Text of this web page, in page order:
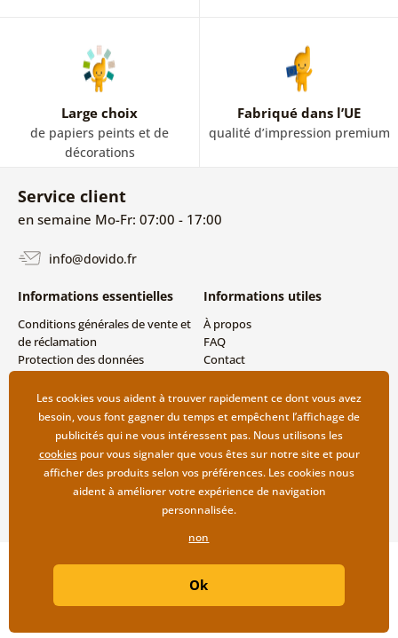
Large choix
de papiers peints et de
décorations
Fabriqué dans l’UE
qualité d’impression premium
Service client
en semaine Mo-Fr: 07:00 - 17:00
info@dovido.fr
Informations essentielles
Conditions générales de vente et
de réclamation
Protection des données
Modes de livraison et de
paiement
Retour des produits
Informations utiles
À propos
FAQ
Contact
Copyright ©2019 © Dovido.fr.
| Boutique en ligne créée par
Les cookies vous aident à trouver rapidement ce dont vous avez
besoin, vous font gagner du temps et empêchent l’affichage de
publicités qui ne vous intéressent pas. Nous utilisons les
cookiespour vous signaler que vous êtes sur notre site et pour
afficher des produits selon vos préférences. Les cookies nous
aident à améliorer votre expérience de navigation
personnalisée.
non
Ok